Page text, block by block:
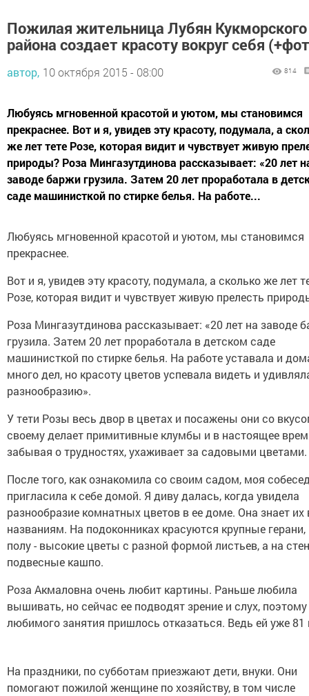
Пожилая жительница Лубян Кукморского
района создает красоту вокруг себя
автор, 10 октября 2015 - 08:00 814
Любуясь мгновенной красотой и уютом, мы становимся
прекраснее. Вот и я, увидев эту красоту, подумала, а
же лет тете Розе, которая видит и чувствует живую
природы? Роза Мингазутдинова рассказывает: «20 лет
заводе баржи грузила. Затем 20 лет проработала в
саде машинисткой по стирке белья. На работе...
Любуясь мгновенной красотой и уютом, мы становимся
прекраснее.
Вот и я, увидев эту красоту, подумала, а сколько же лет
Розе, которая видит и чувствует живую прелесть
Роза Мингазутдинова рассказывает: «20 лет на заводе
грузила. Затем 20 лет проработала в детском саде
машинисткой по стирке белья. На работе уставала и
много дел, но красоту цветов успевала видеть и
разнообразию».
У тети Розы весь двор в цветах и посажены они со
своему делает примитивные клумбы и в настоящее
забывая о трудностях, ухаживает за садовыми цветами.
После того, как ознакомила со своим садом, моя
пригласила к себе домой. Я диву далась, когда увидела
разнообразие комнатных цветов в ее доме. Она знает их
названиям. На подоконниках красуются крупные герани,
полу - высокие цветы с разной формой листьев, а на
подвесные кашпо.
Роза Акмаловна очень любит картины. Раньше любила
вышивать, но сейчас ее подводят зрение и слух, поэтому
любимого занятия пришлось отказаться. Ведь ей уже 81
На праздники, по субботам приезжают дети, внуки. Они
помогают пожилой женщине по хозяйству, в том числе